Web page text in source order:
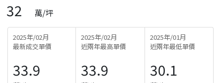
32 萬/坪
2025年/02月
最新成交單價
33.9
2025年/02月
近兩年最高單價
33.9
2025年/01月
近兩年最低單價
30.1